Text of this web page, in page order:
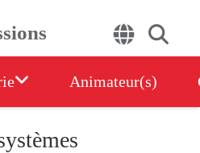
Animateur(s)